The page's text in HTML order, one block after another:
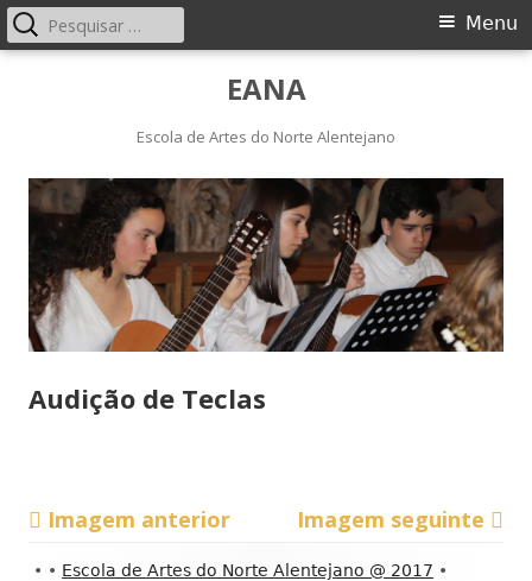
EANA
Escola de Artes do Norte Alentejano
Menu
principal
Menu
Pesquisar
por:
Audição de Teclas
Imagem anterior Imagem seguinte
Conteúdo
• • Escola de Artes do Norte Alentejano @ 2017 •